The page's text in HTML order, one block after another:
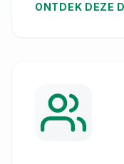
ONTDEK DEZE